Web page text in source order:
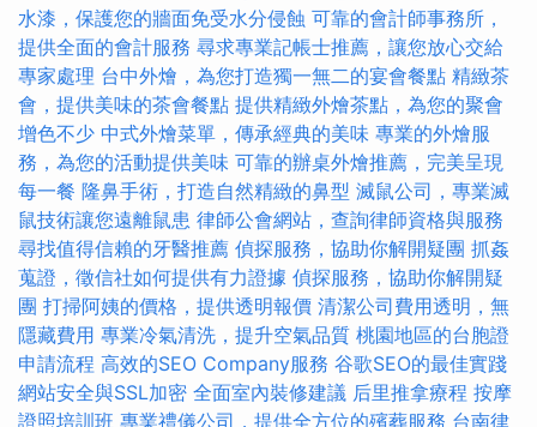
水漆，保護您的牆面免受水分侵蝕 可靠的會計師事務所，
提供全面的會計服務 尋求專業記帳士推薦，讓您放心交給
專家處理 台中外燴，為您打造獨一無二的宴會餐點 精緻茶
會，提供美味的茶會餐點 提供精緻外燴茶點，為您的聚會
增色不少 中式外燴菜單，傳承經典的美味 專業的外燴服
務，為您的活動提供美味 可靠的辦桌外燴推薦，完美呈現
每一餐 隆鼻手術，打造自然精緻的鼻型 滅鼠公司，專業滅
鼠技術讓您遠離鼠患 律師公會網站，查詢律師資格與服務
尋找值得信賴的牙醫推薦 偵探服務，協助你解開疑團 抓姦
蒐證，徵信社如何提供有力證據 偵探服務，協助你解開疑
團 打掃阿姨的價格，提供透明報價 清潔公司費用透明，無
隱藏費用 專業冷氣清洗，提升空氣品質 桃園地區的台胞證
申請流程 高效的SEO Company服務 谷歌SEO的最佳實踐
網站安全與SSL加密 全面室內裝修建議 后里推拿療程 按摩
證照培訓班 專業禮儀公司，提供全方位的殯葬服務 台南律